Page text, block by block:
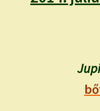
IRATKOZZ FEL A VIDEÓ
TAROT ELEMZÉS